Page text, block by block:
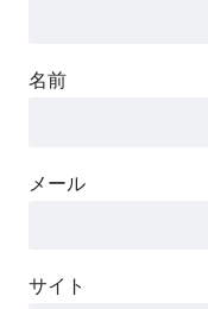
名前
メール
サイト